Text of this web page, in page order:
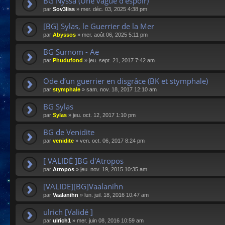
par Sov3liss » mer. déc. 03, 2025 4:38 pm
[BG] Sylas, le Guerrier de la Mer
par Abyssos » mer. août 06, 2025 5:11 pm
BG Surnom - Aë
par Phudufond » jeu. sept. 21, 2017 7:42 am
Ode d’un guerrier en disgrâce (BK et stymphale)
par stymphale » sam. nov. 18, 2017 12:10 am
BG Sylas
par Sylas » jeu. oct. 12, 2017 1:10 pm
BG de Venidite
par venidite » ven. oct. 06, 2017 8:24 pm
[ VALIDÉ ]BG d'Atropos
par Atropos » jeu. nov. 19, 2015 10:35 am
[VALIDE][BG]Vaalanihn
par Vaalanihn » lun. juil. 18, 2016 10:47 am
ulrich [Validé ]
par ulrich1 » mer. juin 08, 2016 10:59 am